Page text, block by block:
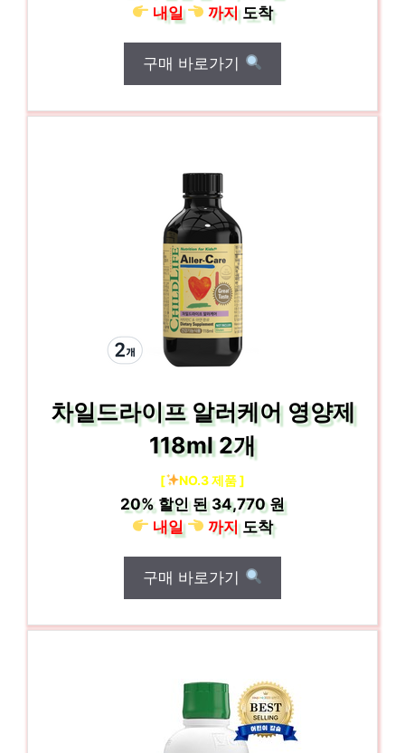
내일
까지도착
구매 바로가기
차일드라이프 알러케어 영양제
118ml 2개
[ NO.3 제품 ]
20% 할인 된34,770 원
내일
까지도착
구매 바로가기